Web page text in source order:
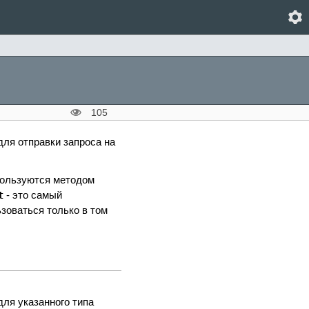
105
отправки запроса на
методом
- это самый
только в том
указанного типа